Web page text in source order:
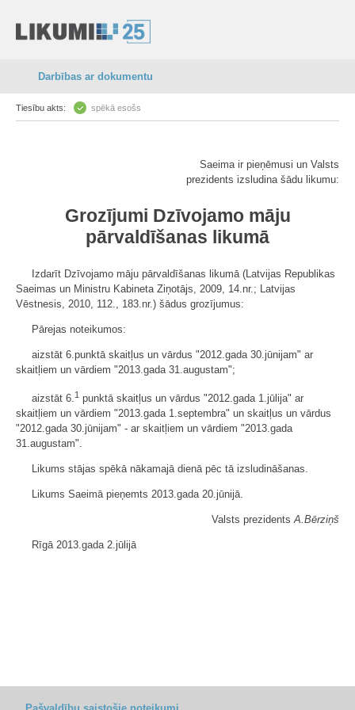
Darbības ar dokumentu
Tiesību akts: spēkā esošs
Saeima ir pieņēmusi un Valsts
prezidents izsludina šādu likumu:
Grozījumi Dzīvojamo māju
pārvaldīšanas likumā
Izdarīt Dzīvojamo māju pārvaldīšanas likumā (Latvijas Republikas
Saeimas un Ministru Kabineta Ziņotājs, 2009, 14.nr.; Latvijas
Vēstnesis, 2010, 112., 183.nr.) šādus grozījumus:
Pārejas noteikumos:
aizstāt 6.punktā skaitļus un vārdus "2012.gada 30.jūnijam" ar
skaitļiem un vārdiem "2013.gada 31.augustam";
aizstāt 6.1 punktā skaitļus un vārdus "2012.gada 1.jūlija" ar
skaitļiem un vārdiem "2013.gada 1.septembra" un skaitļus un vārdus
"2012.gada 30.jūnijam" - ar skaitļiem un vārdiem "2013.gada
31.augustam".
Likums stājas spēkā nākamajā dienā pēc tā izsludināšanas.
Likums Saeimā pieņemts 2013.gada 20.jūnijā.
Valsts prezidentsA.Bērziņš
Rīgā 2013.gada 2.jūlijā